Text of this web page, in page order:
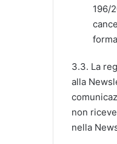
196/
3.3. La
alla
non
nella